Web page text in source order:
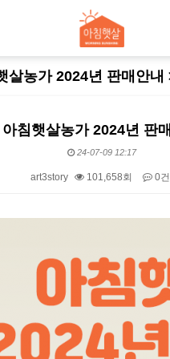
살농가 2024년 판매안내
아침햇살농가 2024년 판
24-07-09 12:17
art3story 101,658회 0건